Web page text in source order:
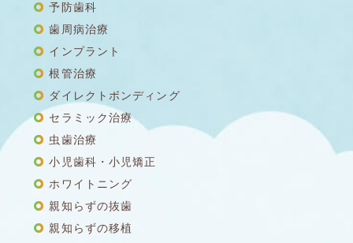
予防歯科
歯周病治療
インプラント
根管治療
ダイレクトボンディング
セラミック治療
虫歯治療
小児歯科・小児矯正
ホワイトニング
親知らずの抜歯
親知らずの移植